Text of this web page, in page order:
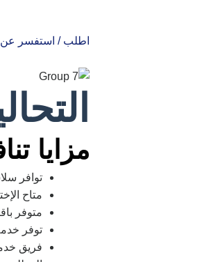
اطلب / استفسر عن
مزايا
توافر
متاح
متوفر
توفر
فريق